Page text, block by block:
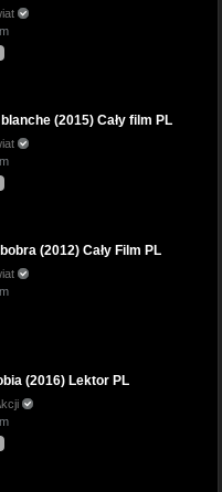
(2015) Cały film PL
(2012) Cały Film PL
(2016) Lektor PL